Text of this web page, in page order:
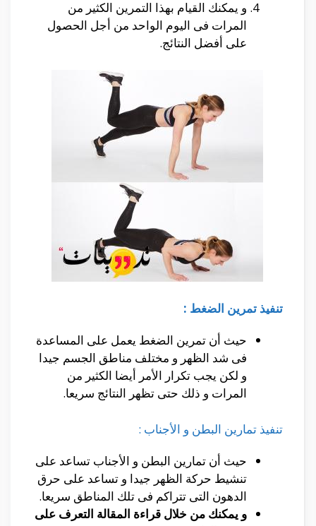
و يمكنك القيام بهذا التمرين الكثير من
المرات فى اليوم الواحد من أجل الحصول
على أفضل النتائج.
تنفيذ تمرين الضغط :
حيث أن تمرين الضغط يعمل على المساعدة
فى شد الظهر و مختلف مناطق الجسم جيدا
و لكن يجب تكرار الأمر أيضا الكثير من
المرات و ذلك حتى تظهر النتائج سريعا.
تنفيذ تمارين البطن و الأجناب :
حيث أن تمارين البطن و الأجناب تساعد على
تنشيط حركة الظهر جيدا و تساعد على حرق
الدهون التى تتراكم فى تلك المناطق سريعا.
و يمكنك من خلال قراءة المقالة التعرف على